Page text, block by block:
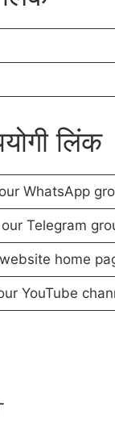
लिंक
WhatsApp
Telegram
home
YouTube